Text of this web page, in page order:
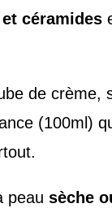
céramides
de crème,
(100ml)
peausèche